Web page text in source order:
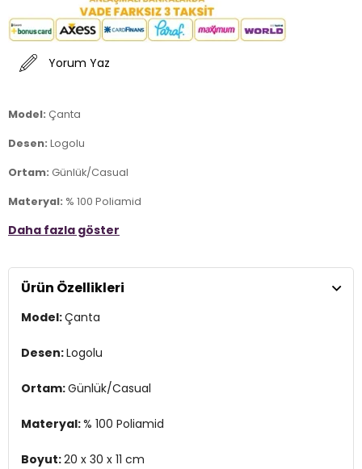
Yorum Yaz
Model: Çanta
Desen: Logolu
Ortam: Günlük/Casual
Materyal: % 100 Poliamid
Boyut:20 x 30 x 11 cm
Yaş Grubu:Yetişkin
Askı Türü:Ayarlanabilir Askılı
Menşei: Malezya
2DE20221006.27
Daha fazla göster
Ürün Özellikleri
Model:Çanta
Desen:Logolu
Ortam:Günlük/Casual
Materyal:% 100 Poliamid
Boyut:20 x 30 x 11 cm